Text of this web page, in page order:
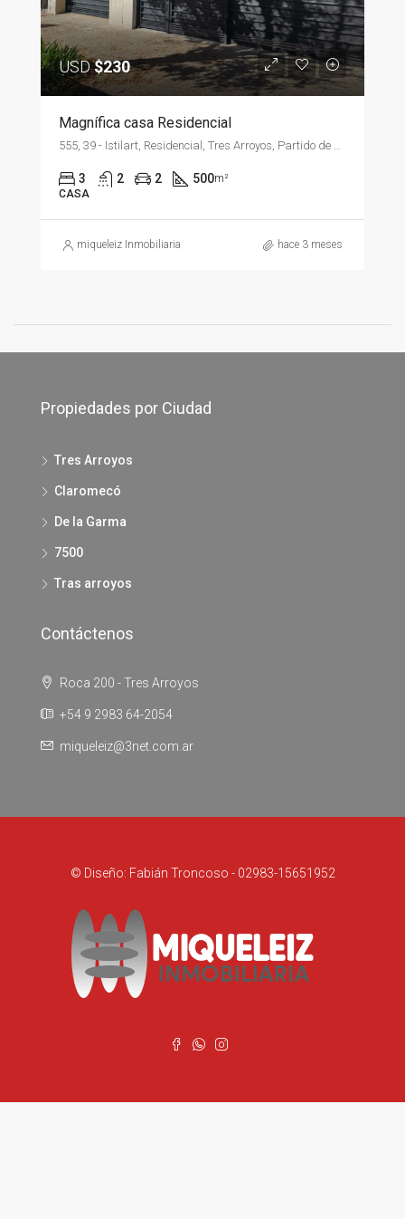
USD$230
Magnífica casa Residencial
555, 39 - Istilart, Residencial, Tres Arroyos, Partido de Tres Arroyos, Buenos Aires, B7500, Argentina
3 2 2 500m²
CASA
miqueleiz Inmobiliaria hace 3 meses
Propiedades por Ciudad
Tres Arroyos
Claromecó
De la Garma
7500
Tras arroyos
Contáctenos
Roca 200 - Tres Arroyos
+54 9 2983 64-2054
miqueleiz@3net.com.ar
© Diseño: Fabián Troncoso - 02983-15651952